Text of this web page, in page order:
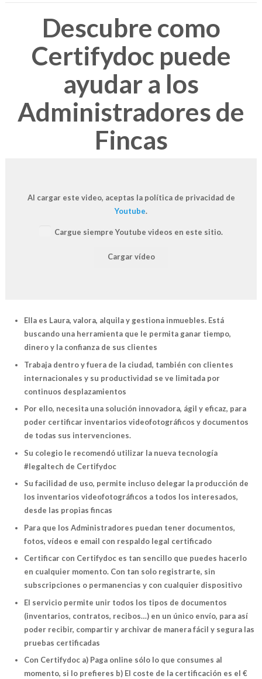
Descubre como
Certifydoc puede
ayudar a los
Administradores de
Fincas
Al cargar este video, aceptas la política de privacidad de
Youtube.
Cargue siempre Youtube videos en este sitio.
Cargar vídeo
Ella es Laura, valora, alquila y gestiona inmuebles. Está
buscando una herramienta que le permita ganar tiempo,
dinero y la confianza de sus clientes
Trabaja dentro y fuera de la ciudad, también con clientes
internacionales y su productividad se ve limitada por
continuos desplazamientos
Por ello, necesita una solución innovadora, ágil y eficaz, para
poder certificar inventarios videofotográficos y documentos
de todas sus intervenciones.
Su colegio le recomendó utilizar la nueva tecnología
#legaltech de Certifydoc
Su facilidad de uso, permite incluso delegar la producción de
los inventarios videofotográficos a todos los interesados,
desde las propias fincas
Para que los Administradores puedan tener documentos,
fotos, vídeos e email con respaldo legal certificado
Certificar con Certifydoc es tan sencillo que puedes hacerlo
en cualquier momento. Con tan solo registrarte, sin
subscripciones o permanencias y con cualquier dispositivo
El servicio permite unir todos los tipos de documentos
(inventarios, contratos, recibos…) en un único envío, para así
poder recibir, compartir y archivar de manera fácil y segura las
pruebas certificadas
Con Certifydoc a) Paga online sólo lo que consumes al
momento, si lo prefieres b) El coste de la certificación es el €